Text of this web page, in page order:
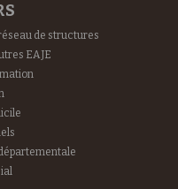
de structures
EAJE